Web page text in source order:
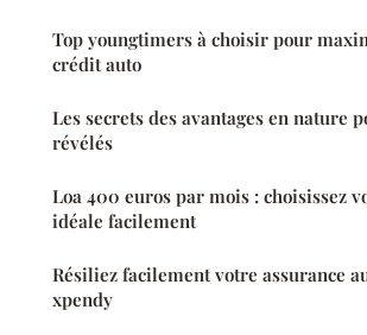
Top youngtimers à choisir pour
crédit auto
Les secrets des avantages en nature
révélés
Loa 400 euros par mois : choisissez
idéale facilement
Résiliez facilement votre assurance
xpendy